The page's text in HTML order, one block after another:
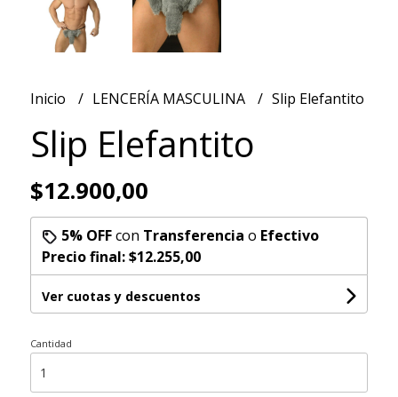
Inicio LENCERÍA MASCULINA Slip Elefantito
Slip Elefantito
$12.900,00
5% OFFcon Transferencia o Efectivo
Precio final:$12.255,00
Ver cuotas y descuentos
Cantidad